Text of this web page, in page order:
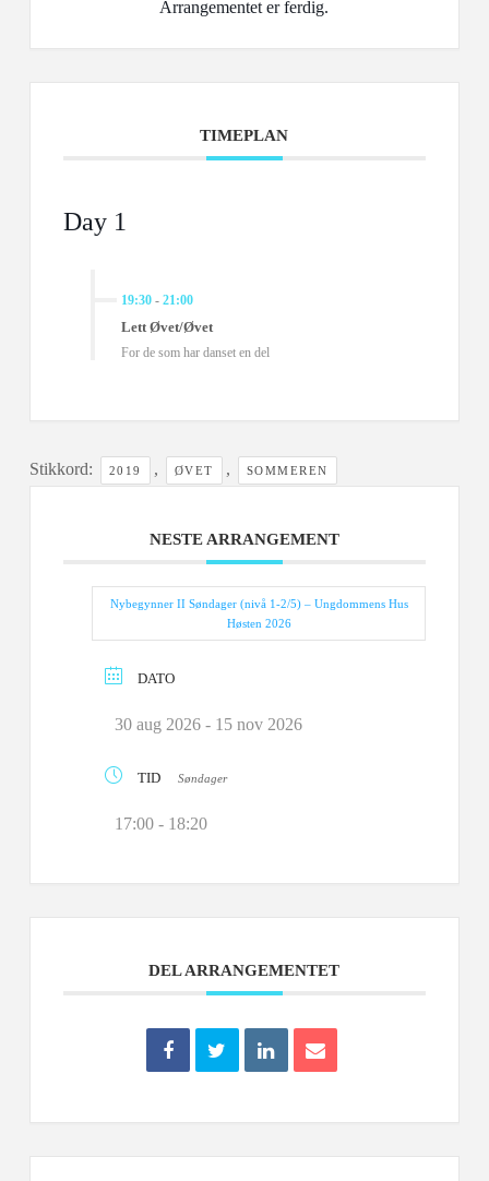
Arrangementet er ferdig.
TIMEPLAN
Day 1
19:30- 21:00
Lett Øvet/Øvet
For de som har danset en del
Stikkord: 2019 , ØVET , SOMMEREN
NESTE ARRANGEMENT
Nybegynner II Søndager (nivå 1-2/5) – Ungdommens Hus
Høsten 2026
DATO
30 aug 2026 - 15 nov 2026
TID Søndager
17:00 - 18:20
DEL ARRANGEMENTET